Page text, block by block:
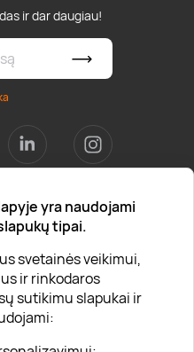
yra naudojami
tipai.
svetainės veikimui,
ir rinkodaros
sutikimu slapukai ir
ir dar daugiau!